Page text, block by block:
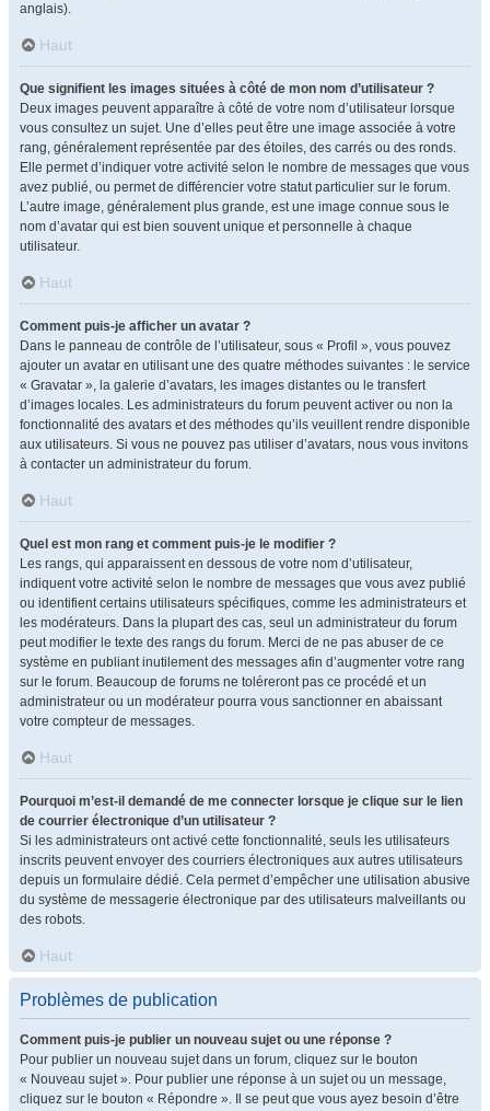
anglais).
Haut
Que signifient les images situées à côté de mon nom d’utilisateur ?
Deux images peuvent apparaître à côté de votre nom d’utilisateur lorsque
vous consultez un sujet. Une d’elles peut être une image associée à votre
rang, généralement représentée par des étoiles, des carrés ou des ronds.
Elle permet d’indiquer votre activité selon le nombre de messages que vous
avez publié, ou permet de différencier votre statut particulier sur le forum.
L’autre image, généralement plus grande, est une image connue sous le
nom d’avatar qui est bien souvent unique et personnelle à chaque
utilisateur.
Haut
Comment puis-je afficher un avatar ?
Dans le panneau de contrôle de l’utilisateur, sous « Profil », vous pouvez
ajouter un avatar en utilisant une des quatre méthodes suivantes : le service
« Gravatar », la galerie d’avatars, les images distantes ou le transfert
d’images locales. Les administrateurs du forum peuvent activer ou non la
fonctionnalité des avatars et des méthodes qu’ils veuillent rendre disponible
aux utilisateurs. Si vous ne pouvez pas utiliser d’avatars, nous vous invitons
à contacter un administrateur du forum.
Haut
Quel est mon rang et comment puis-je le modifier ?
Les rangs, qui apparaissent en dessous de votre nom d’utilisateur,
indiquent votre activité selon le nombre de messages que vous avez publié
ou identifient certains utilisateurs spécifiques, comme les administrateurs et
les modérateurs. Dans la plupart des cas, seul un administrateur du forum
peut modifier le texte des rangs du forum. Merci de ne pas abuser de ce
système en publiant inutilement des messages afin d’augmenter votre rang
sur le forum. Beaucoup de forums ne toléreront pas ce procédé et un
administrateur ou un modérateur pourra vous sanctionner en abaissant
votre compteur de messages.
Haut
Pourquoi m’est-il demandé de me connecter lorsque je clique sur le lien
de courrier électronique d’un utilisateur ?
Si les administrateurs ont activé cette fonctionnalité, seuls les utilisateurs
inscrits peuvent envoyer des courriers électroniques aux autres utilisateurs
depuis un formulaire dédié. Cela permet d’empêcher une utilisation abusive
du système de messagerie électronique par des utilisateurs malveillants ou
des robots.
Haut
Problèmes de publication
Comment puis-je publier un nouveau sujet ou une réponse ?
Pour publier un nouveau sujet dans un forum, cliquez sur le bouton
« Nouveau sujet ». Pour publier une réponse à un sujet ou un message,
cliquez sur le bouton « Répondre ». Il se peut que vous ayez besoin d’être